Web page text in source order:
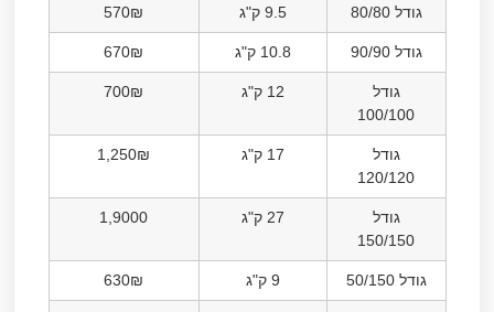
גודל 80/80 9.5 ק"ג 570₪
גודל 90/90 10.8 ק"ג 670₪
גודל
100/100
12 ק"ג 700₪
גודל
120/120
17 ק"ג 1,250₪
גודל
150/150
27 ק"ג 1,9000
גודל 50/150 9 ק"ג 630₪